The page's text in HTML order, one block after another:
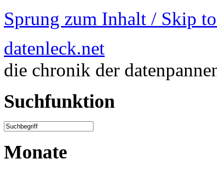
Sprung zum Inhalt / Skip
datenleck.net
die chronik der
Suchfunktion
Monate